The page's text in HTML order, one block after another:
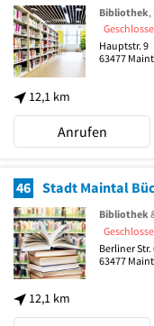
12,1 km
Bibliothek
Hauptstr. 9
63477
Anrufen
46 Stadt Maintal
12,1 km
Bibliothek
Berliner Str.
63477